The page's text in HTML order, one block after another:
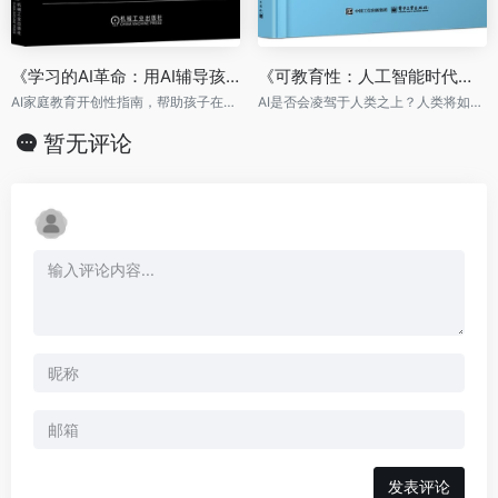
《学习的AI革命：用AI辅导孩子的方法与技巧》
AI家庭教育开创性指南，帮助孩子在未来竞争中领先一步
《可教育性：人工智能时代人类教育新理论》（双色）
AI是否会凌驾于人类之上？人类将如何定义与机器人的未来关系
暂无评论
发表评论